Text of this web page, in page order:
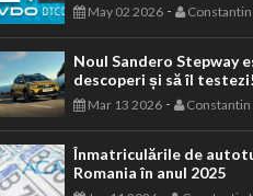
May 02 2026 - Constantin
Noul Sandero Stepway
descoperi și să îl testezi!
Mar 13 2026 - Constantin
Înmatriculările de
Romania în anul 2025